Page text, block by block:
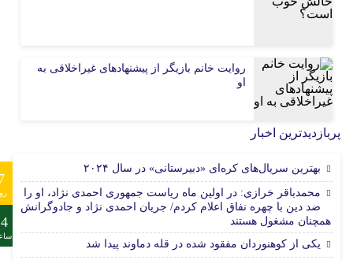
روایت خانم بازیگر از پیشنهادهای غیراخلاقی به
او
پربازدیدترین اخبار
بهترین سریال‌های کره‌ای «دبیرستانی» در سال ۲۰۲۴
محمدباقر خرازی: در اولین ماه ریاست جمهوری احمدی نژاد، او را
ضد دین با چهره نفاق اعلام کردم/ جریان احمدی نژاد و جادوگرانش
همچنان مشغول هستند
یکی از کوهنوردان مفقود شده در قله دماوند پیدا شد